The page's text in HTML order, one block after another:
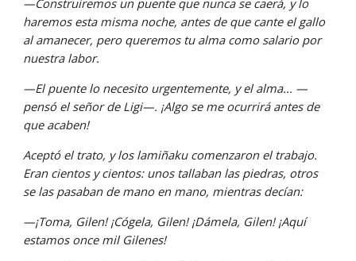
—Construiremos un puente que nunca se caerá, y lo
haremos esta misma noche, antes de que cante el gallo
al amanecer, pero queremos tu alma como salario por
nuestra labor.
—El puente lo necesito urgentemente, y el alma... —
pensó el señor de Ligi—. ¡Algo se me ocurrirá antes de
que acaben!
Aceptó el trato, y los lamiñaku comenzaron el trabajo.
Eran cientos y cientos: unos tallaban las piedras, otros
se las pasaban de mano en mano, mientras decían:
—¡Toma, Gilen! ¡Cógela, Gilen! ¡Dámela, Gilen! ¡Aquí
estamos once mil Gilenes!